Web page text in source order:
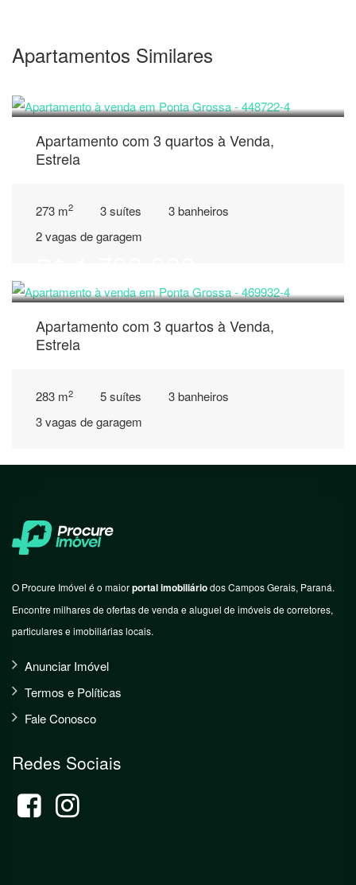
Apartamentos Similares
Apartamento com 3 quartos à Venda,
Estrela
273 m2 3 suítes
3 banheiros
2 vagas de garagem
Apartamento com 3 quartos à Venda,
Estrela
283 m2 5 suítes
3 banheiros
3 vagas de garagem
O Procure Imóvel é o maiorportal imobiliáriodos Campos Gerais, Paraná.
Encontre milhares de ofertas de venda e aluguel de imóveis de corretores,
particulares e imobiliárias locais.
Anunciar Imóvel
Termos e Políticas
Fale Conosco
Redes Sociais